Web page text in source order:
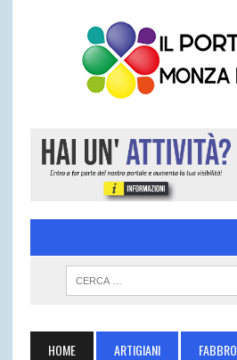
HOME ARTIGIANI FABBRO